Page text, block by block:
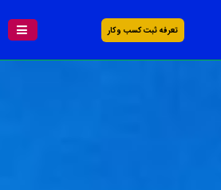
تعرفه ثبت کسب و کار